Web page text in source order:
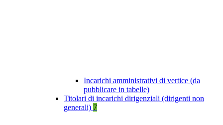
Incarichi amministrativi di vertice (da
pubblicare in tabelle)
Titolari di incarichi dirigenziali (dirigenti non
generali) 7